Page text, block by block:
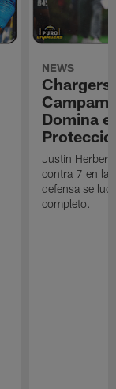
NEWS
Chargers
Domina
Justin Herbert
contra 7 en la
defensa se
completo.